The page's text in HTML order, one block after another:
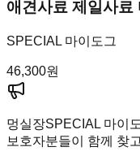
애견사료 제일사
SPECIAL 마이도그
46,300원
멍실장SPECIAL 마이
보호자분들이 함께 찾